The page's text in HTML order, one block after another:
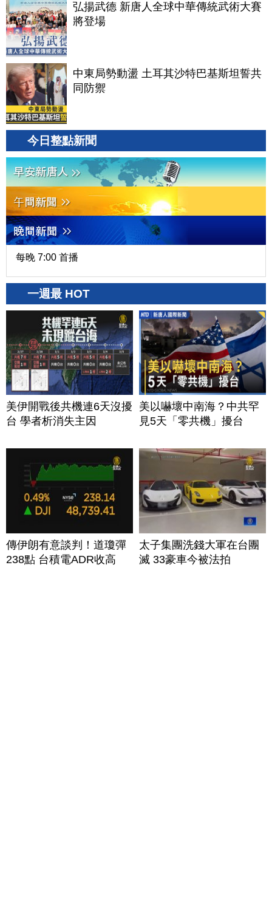
弘揚武德 新唐人全球中華傳統武術大賽
將登場
中東局勢動盪 土耳其沙特巴基斯坦誓共
同防禦
今日整點新聞
每晚 7:00 首播
一週最 HOT
美伊開戰後共機連6天沒擾
台 學者析消失主因
美以嚇壞中南海？中共罕
見5天「零共機」擾台
傳伊朗有意談判！道瓊彈
238點 台積電ADR收高
太子集團洗錢大軍在台團
滅 33豪車今被法拍